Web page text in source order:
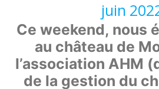
juin
Ce weekend, nous
au château de
l’association AHM
de la gestion du